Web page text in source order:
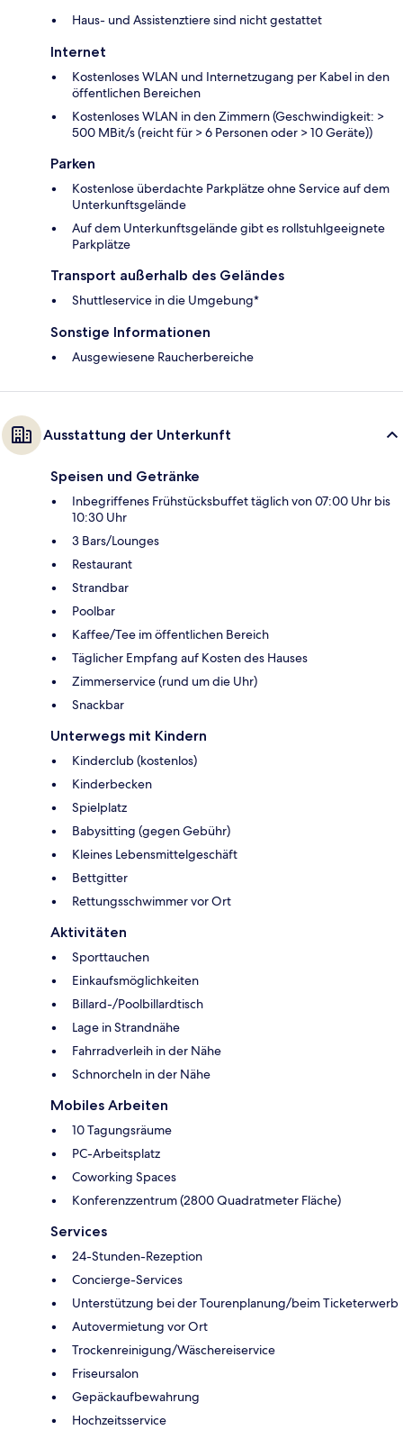
Haus- und Assistenztiere sind nicht gestattet
Internet
Kostenloses WLAN und Internetzugang per Kabel in den
öffentlichen Bereichen
Kostenloses WLAN in den Zimmern (Geschwindigkeit: >
500 MBit/s (reicht für > 6 Personen oder > 10 Geräte))
Parken
Kostenlose überdachte Parkplätze ohne Service auf dem
Unterkunftsgelände
Auf dem Unterkunftsgelände gibt es rollstuhlgeeignete
Parkplätze
Transport außerhalb des Geländes
Shuttleservice in die Umgebung*
Sonstige Informationen
Ausgewiesene Raucherbereiche
Ausstattung der Unterkunft
Speisen und Getränke
Inbegriffenes Frühstücksbuffet täglich von 07:00 Uhr bis
10:30 Uhr
3 Bars/Lounges
Restaurant
Strandbar
Poolbar
Kaffee/Tee im öffentlichen Bereich
Täglicher Empfang auf Kosten des Hauses
Zimmerservice (rund um die Uhr)
Snackbar
Unterwegs mit Kindern
Kinderclub (kostenlos)
Kinderbecken
Spielplatz
Babysitting (gegen Gebühr)
Kleines Lebensmittelgeschäft
Bettgitter
Rettungsschwimmer vor Ort
Aktivitäten
Sporttauchen
Einkaufsmöglichkeiten
Billard-/Poolbillardtisch
Lage in Strandnähe
Fahrradverleih in der Nähe
Schnorcheln in der Nähe
Mobiles Arbeiten
10 Tagungsräume
PC-Arbeitsplatz
Coworking Spaces
Konferenzzentrum (2800 Quadratmeter Fläche)
Services
24-Stunden-Rezeption
Concierge-Services
Unterstützung bei der Tourenplanung/beim Ticketerwerb
Autovermietung vor Ort
Trockenreinigung/Wäschereiservice
Friseursalon
Gepäckaufbewahrung
Hochzeitsservice